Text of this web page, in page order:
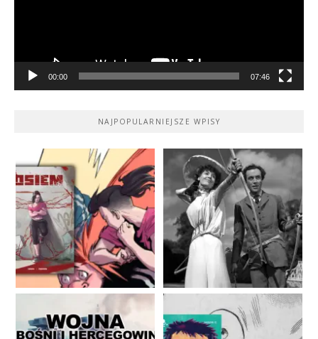
00:00 07:46
NAJPOPULARNIEJSZE WPISY